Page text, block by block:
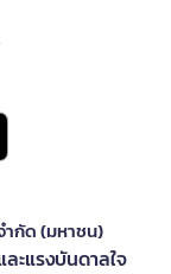
ำกัด (มหาชน)
ะแรงบันดาลใจ